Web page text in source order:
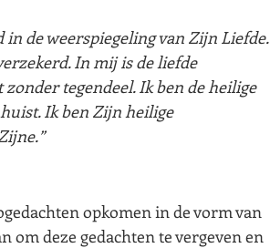
in de weerspiegeling van Zijn Liefde.
In mij is de liefde
tegendeel. Ik ben de heilige
Ik ben Zijn heilige
opkomen in de vorm van
om deze gedachten te vergeven en